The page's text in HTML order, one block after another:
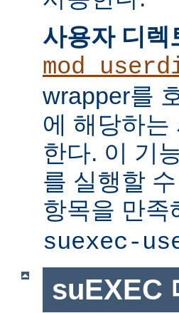
사용자 디렉
wrapper를
에 해당하는
한다. 이 기
를 실행할
항목을 만족
suexec-
suEXEC